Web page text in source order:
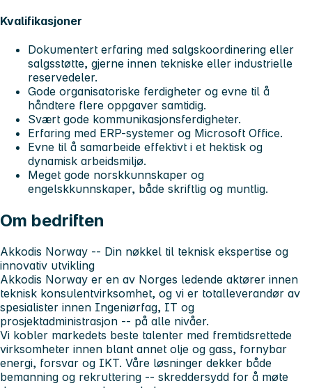
Kvalifikasjoner
Dokumentert erfaring med salgskoordinering eller
salgsstøtte, gjerne innen tekniske eller industrielle
reservedeler.
Gode organisatoriske ferdigheter og evne til å
håndtere flere oppgaver samtidig.
Svært gode kommunikasjonsferdigheter.
Erfaring med ERP-systemer og Microsoft Office.
Evne til å samarbeide effektivt i et hektisk og
dynamisk arbeidsmiljø.
Meget gode norskkunnskaper og
engelskkunnskaper, både skriftlig og muntlig.
Om bedriften
Akkodis Norway -- Din nøkkel til teknisk ekspertise og
innovativ utvikling
Akkodis Norway er en av Norges ledende aktører innen
teknisk konsulentvirksomhet, og vi er totalleverandør av
spesialister innen Ingeniørfag, IT og
prosjektadministrasjon -- på alle nivåer.
Vi kobler markedets beste talenter med fremtidsrettede
virksomheter innen blant annet olje og gass, fornybar
energi, forsvar og IKT. Våre løsninger dekker både
bemanning og rekruttering -- skreddersydd for å møte